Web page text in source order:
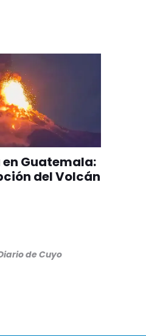
Guatemala:
del Volcán
de Cuyo